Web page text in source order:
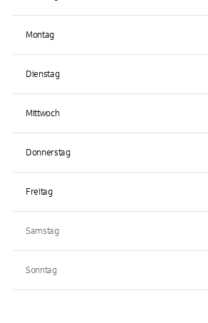
Montag
Dienstag
Mittwoch
Donnerstag
Freitag
Samstag
Sonntag